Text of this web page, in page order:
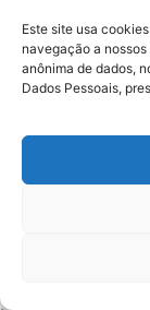
Este site usa
navegação a
anônima de dados,
Dados Pessoais,